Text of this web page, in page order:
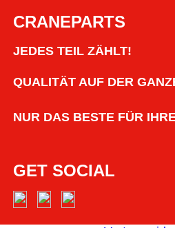
CRANEPARTS
JEDES TEIL ZÄHLT!
QUALITÄT AUF DER
NUR DAS BESTE FÜR
GET SOCIAL